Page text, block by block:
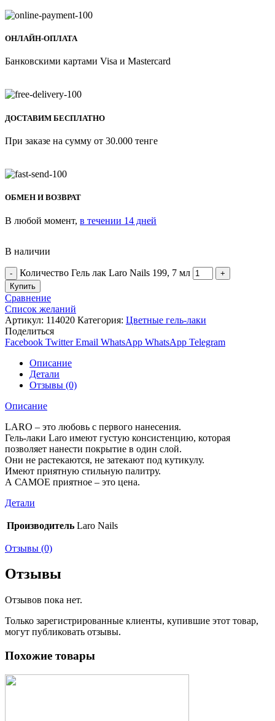
ОНЛАЙН-ОПЛАТА
Банковскими картами Visa и Mastercard
ДОСТАВИМ БЕСПЛАТНО
При заказе на сумму от 30.000 тенге
ОБМЕН И ВОЗВРАТ
В любой момент, в течении 14 дней
В наличии
Количество Гель лак Laro Nails 199, 7 мл
Купить
Сравнение
Список желаний
Артикул: 114020 Категория: Цветные гель-лаки
Поделиться
Facebook Twitter Email WhatsApp WhatsApp Telegram
Описание
Детали
Отзывы (0)
Описание
LARO – это любовь с первого нанесения.
Гель-лаки Laro имеют густую консистенцию, которая
позволяет нанести покрытие в один слой.
Они не растекаются, не затекают под кутикулу.
Имеют приятную стильную палитру.
А САМОЕ приятное – это цена.
Детали
Производитель Laro Nails
Отзывы (0)
Отзывы
Отзывов пока нет.
Только зарегистрированные клиенты, купившие этот товар,
могут публиковать отзывы.
Похожие товары